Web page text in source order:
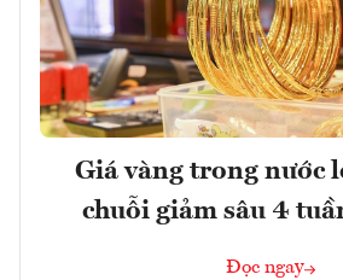
Giá vàng trong nước
chuỗi giảm sâu 4
Đọc ngay